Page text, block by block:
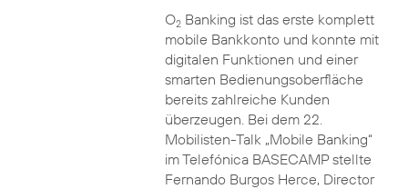
O2Banking ist das erste komplett
mobile Bankkonto und konnte mit
digitalen Funktionen und einer
smarten Bedienungsoberfläche
bereits zahlreiche Kunden
überzeugen. Bei dem 22.
Mobilisten-Talk „Mobile Banking“
im Telefónica BASECAMP stellte
Fernando Burgos Herce, Director